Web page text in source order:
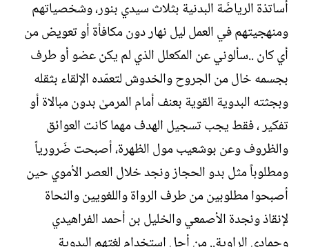
أساتذة الرياضَة البدنية بثلاث سيدي بنور، وشخصياتهم
ومنهجيتهم في العمل ليل نهار دون مكافأة أو تعويض من
أي كان ..سألوني عن المكعلل الذي لم يكن عضو أو طرف
بجسمه خال من الجروح والخدوش لتعمّده الإلقاء بثقله
وبجثته البدوية القوية بعنف أمام المرمىٰ بدون مبالاة أو
تفكير ، فقط يجب تسجيل الهدف مهما كانت العوائق
والظروف وعن بوشعيب مول الظهرة، أصبحت ضَرورياً
ومطلوباً مثل بدو الحجاز ونجد خلال العصر الأموي حين
أصبحوا مطلوبين من طرف الرواة واللغويين والنحاة
لإنقاذ ونجدة الأصمعي والخليل بن أحمد الفراهيدي